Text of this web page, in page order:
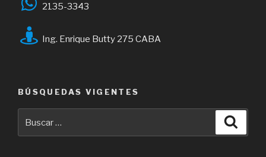
2135-3343
Ing. Enrique Butty 275 CABA
BÚSQUEDAS VIGENTES
por: